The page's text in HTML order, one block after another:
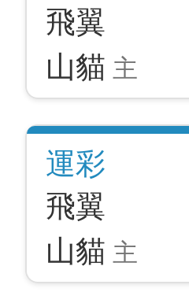
飛翼
山貓 主
運彩
飛翼
山貓 主